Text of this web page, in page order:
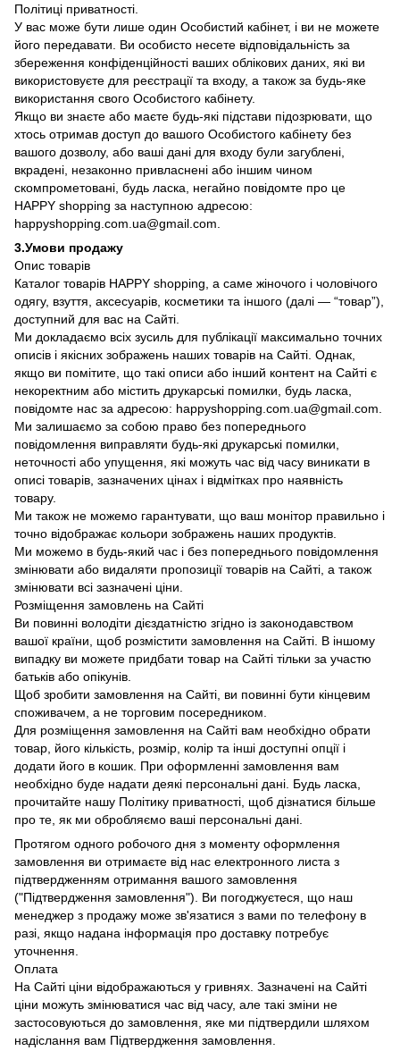
Політиці приватності.
У вас може бути лише один Особистий кабінет, і ви не можете
його передавати. Ви особисто несете відповідальність за
збереження конфіденційності ваших облікових даних, які ви
використовуєте для реєстрації та входу, а також за будь-яке
використання свого Особистого кабінету.
Якщо ви знаєте або маєте будь-які підстави підозрювати, що
хтось отримав доступ до вашого Особистого кабінету без
вашого дозволу, або ваші дані для входу були загублені,
вкрадені, незаконно привласнені або іншим чином
скомпрометовані, будь ласка, негайно повідомте про це
HAPPY shopping за наступною адресою:
happyshopping.com.ua@gmail.com.
3.Умови продажу
Опис товарів
Каталог товарів HAPPY shopping, а саме жіночого і чоловічого
одягу, взуття, аксесуарів, косметики та іншого (далі — “товар”),
доступний для вас на Сайті.
Ми докладаємо всіх зусиль для публікації максимально точних
описів і якісних зображень наших товарів на Сайті. Однак,
якщо ви помітите, що такі описи або інший контент на Сайті є
некоректним або містить друкарські помилки, будь ласка,
повідомте нас за адресою: happyshopping.com.ua@gmail.com.
Ми залишаємо за собою право без попереднього
повідомлення виправляти будь-які друкарські помилки,
неточності або упущення, які можуть час від часу виникати в
описі товарів, зазначених цінах і відмітках про наявність
товару.
Ми також не можемо гарантувати, що ваш монітор правильно і
точно відображає кольори зображень наших продуктів.
Ми можемо в будь-який час і без попереднього повідомлення
змінювати або видаляти пропозиції товарів на Сайті, а також
змінювати всі зазначені ціни.
Розміщення замовлень на Сайті
Ви повинні володіти дієздатністю згідно із законодавством
вашої країни, щоб розмістити замовлення на Сайті. В іншому
випадку ви можете придбати товар на Сайті тільки за участю
батьків або опікунів.
Щоб зробити замовлення на Сайті, ви повинні бути кінцевим
споживачем, а не торговим посередником.
Для розміщення замовлення на Сайті вам необхідно обрати
товар, його кількість, розмір, колір та інші доступні опції і
додати його в кошик. При оформленні замовлення вам
необхідно буде надати деякі персональні дані. Будь ласка,
прочитайте нашу Політику приватності, щоб дізнатися більше
про те, як ми обробляємо ваші персональні дані.
Протягом одного робочого дня з моменту оформлення
замовлення ви отримаєте від нас електронного листа з
підтвердженням отримання вашого замовлення
("Підтвердження замовлення"). Ви погоджуєтеся, що наш
менеджер з продажу може зв'язатися з вами по телефону в
разі, якщо надана інформація про доставку потребує
уточнення.
Оплата
На Сайті ціни відображаються у гривнях. Зазначені на Сайті
ціни можуть змінюватися час від часу, але такі зміни не
застосовуються до замовлення, яке ми підтвердили шляхом
надіслання вам Підтвердження замовлення.